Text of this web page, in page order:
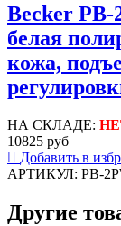
Becker PB-
белая
кожа,
НА СКЛАДЕ:
10825 руб
Добавить в
АРТИКУЛ: PB-
Другие